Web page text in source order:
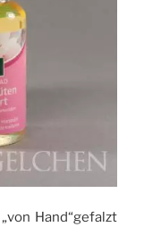
Hand“gefalzt